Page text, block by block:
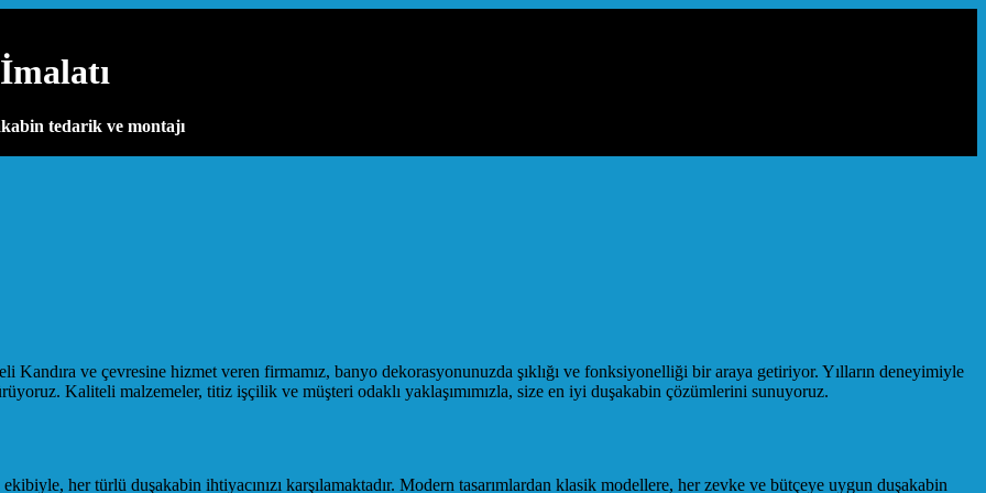
tedarik ve montajı
Kandıra ve çevresine hizmet veren firmamız, banyo dekorasyonunuzda şıklığı ve fonksiyonelliği bir araya getiriyor. Yılların deneyimiyle
Kaliteli malzemeler, titiz işçilik ve müşteri odaklı yaklaşımımızla, size en iyi duşakabin çözümlerini sunuyoruz.
her türlü duşakabin ihtiyacınızı karşılamaktadır. Modern tasarımlardan klasik modellere, her zevke ve bütçeye uygun duşakabin